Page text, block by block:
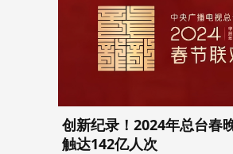
创新纪录！2024年总台春
触达142亿人次